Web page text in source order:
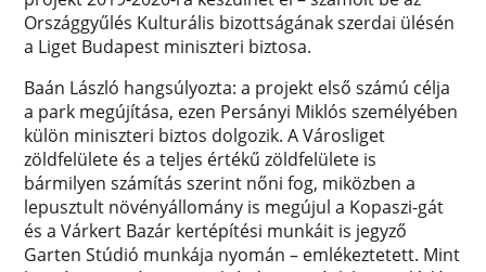
Országgyűlés Kulturális bizottságának szerdai ülésén
a Liget Budapest miniszteri biztosa.
Baán László hangsúlyozta: a projekt első számú célja
a park megújítása, ezen Persányi Miklós személyében
külön miniszteri biztos dolgozik. A Városliget
zöldfelülete és a teljes értékű zöldfelülete is
bármilyen számítás szerint nőni fog, miközben a
lepusztult növényállomány is megújul a Kopaszi-gát
és a Várkert Bazár kertépítési munkáit is jegyző
Garten Stúdió munkája nyomán – emlékeztetett. Mint